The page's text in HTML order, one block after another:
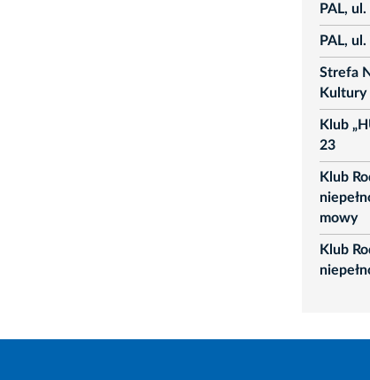
PAL,
PAL,
Strefa
Kultury
Klub
23
Klub
mowy
Klub